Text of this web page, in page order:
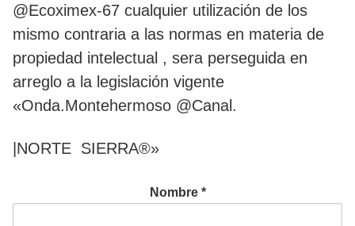
@Ecoximex-67 cualquier utilización de los
mismo contraria a las normas en materia de
propiedad intelectual , sera perseguida en
arreglo a la legislación vigente
«Onda.Montehermoso @Canal.
|NORTE SIERRA®»
Nombre *